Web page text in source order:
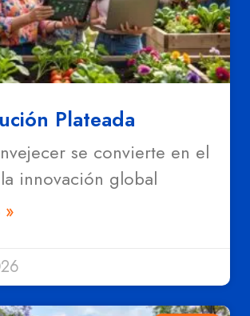
Plateada
se convierte en el
innovación global
»